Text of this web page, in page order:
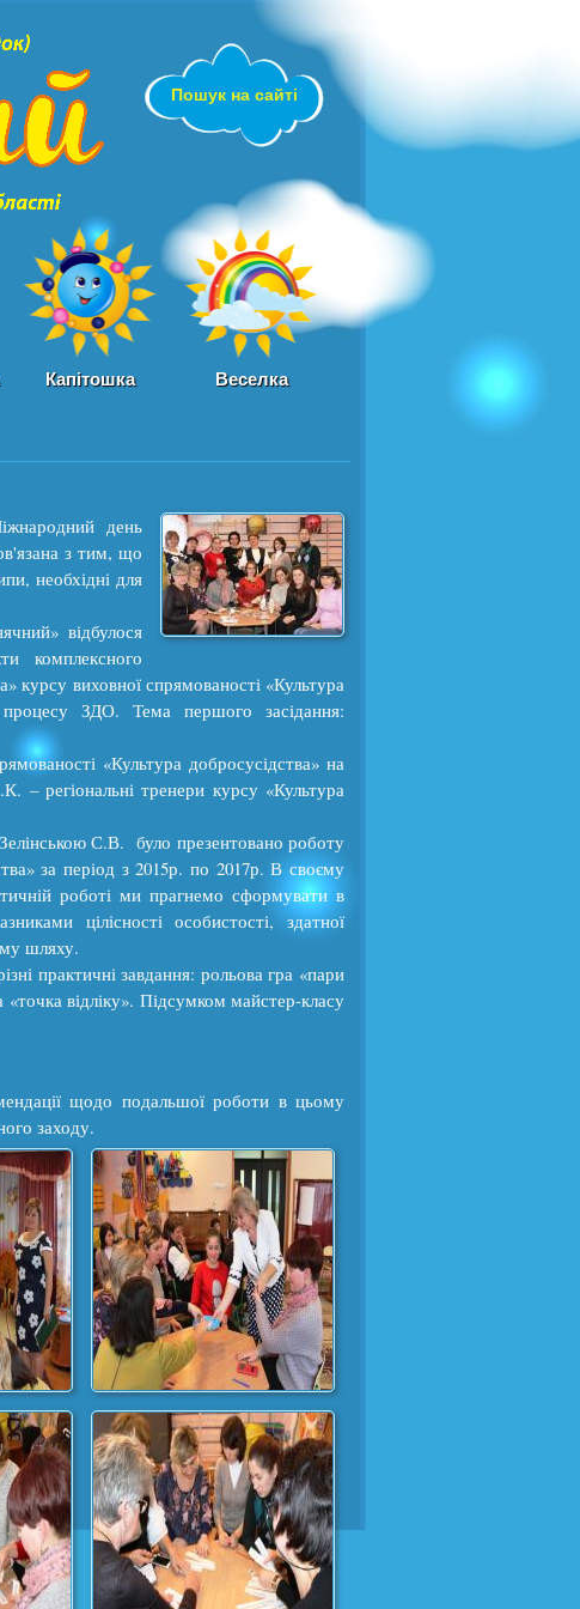
sadochok.in.ua
Пошук на сайті
Капітошка Веселка
день
з тим, що
необхідні для
відбулося
комплексного
курсу виховної спрямованості «Культура
процесу ЗДО. Тема першого засідання:
«Культура добросусідства» на
регіональні тренери курсу «Культура
С.В. було презентовано роботу
за період з 2015р. по 2017р. В своєму
роботі ми прагнемо сформувати в
цілісності особистості, здатної
шляху.
практичні завдання: рольова гра «пари
відліку». Підсумком майстер-класу
щодо подальшої роботи в цьому
заходу.